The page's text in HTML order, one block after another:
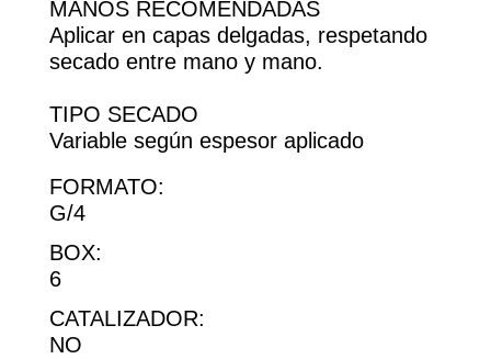
MANOS RECOMENDADAS
Aplicar en capas delgadas, respetando
secado entre mano y mano.
TIPO SECADO
Variable según espesor aplicado
FORMATO:
G/4
BOX:
6
CATALIZADOR:
NO